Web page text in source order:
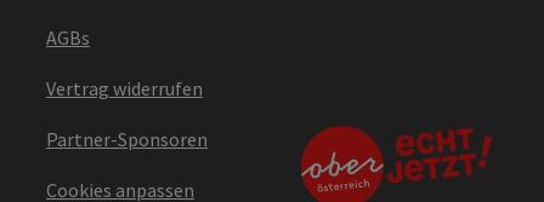
AGBs
Vertrag widerrufen
Partner-Sponsoren
Cookies anpassen